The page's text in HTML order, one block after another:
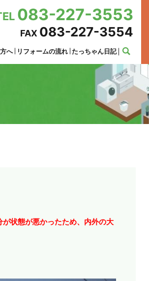
へ リフォームの流れ たっちゃん日記
083-227-3553
FAX 083-227-3554
状態が悪かったため、内外の大